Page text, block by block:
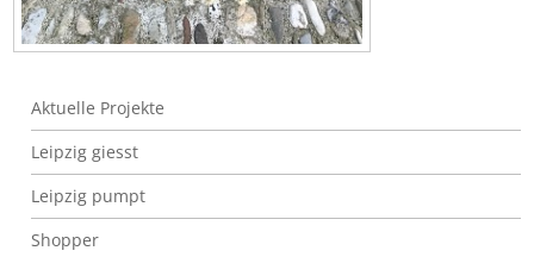
Urlaub in Frankreich
Aktuelle Projekte
Leipzig giesst
Leipzig pumpt
Shopper